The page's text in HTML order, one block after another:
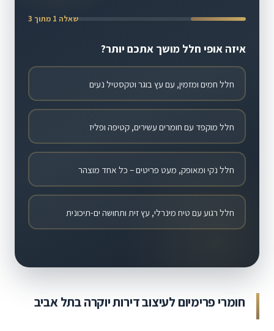
שאלה 1 מתוך 3
איזה אופי חלל מושך אתכם יותר?
חלל חמים ומזמין, עם עץ בוגר וטקסטיל נעים
חלל מוקפד עם חומרים עשירים, קטיפה ופליז
חלל נקי ומאופק, מעט פריטים – כל אחד מוצהר
חלל רגוע עם טיח מינרלי, עץ זית ותחושה ים-תיכונית
חומרי פרימיום לעיצוב דירות יוקרה בתל אביב